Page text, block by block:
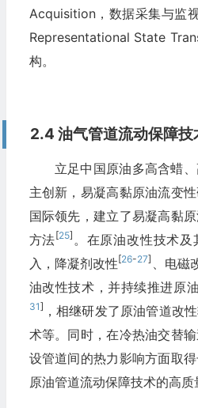
Acquisition，数据采集与监
Representational State
构。
2.4 油气管道流动保障技
立足中国原油多高含蜡
主创新，易凝高黏原油流变
国际领先，建立了易凝高黏
方法[25] 。在原油改性技术
入，降凝剂改性[26-27] 、电磁
油改性技术，并持续推进原
31] ，相继研发了原油管道改
术等。同时，在冷热油交替
设管道间的热力影响方面取
原油管道流动保障技术的高质